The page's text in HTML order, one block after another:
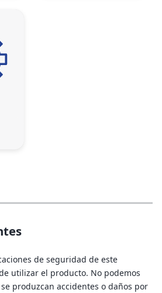
de seguridad de este
utilizar el producto. No podemos
produzcan accidentes o daños por